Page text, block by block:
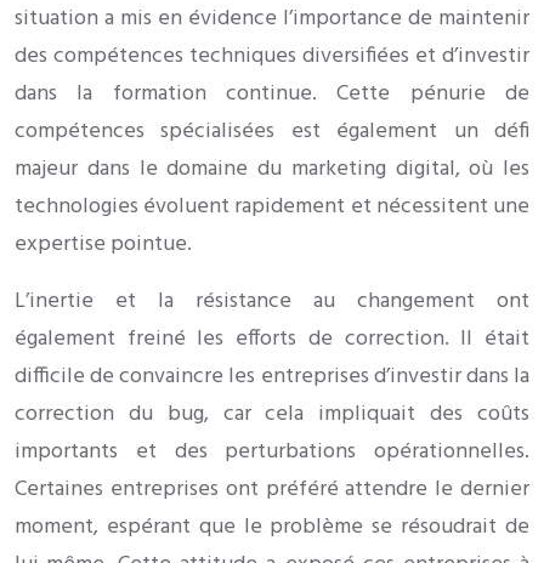
situation a mis en évidence l’importance de maintenir
des compétences techniques diversifiées et d’investir
dans la formation continue. Cette pénurie de
compétences spécialisées est également un défi
majeur dans le domaine du marketing digital, où les
technologies évoluent rapidement et nécessitent une
expertise pointue.
L’inertie et la résistance au changement ont
également freiné les efforts de correction. Il était
difficile de convaincre les entreprises d’investir dans la
correction du bug, car cela impliquait des coûts
importants et des perturbations opérationnelles.
Certaines entreprises ont préféré attendre le dernier
moment, espérant que le problème se résoudrait de